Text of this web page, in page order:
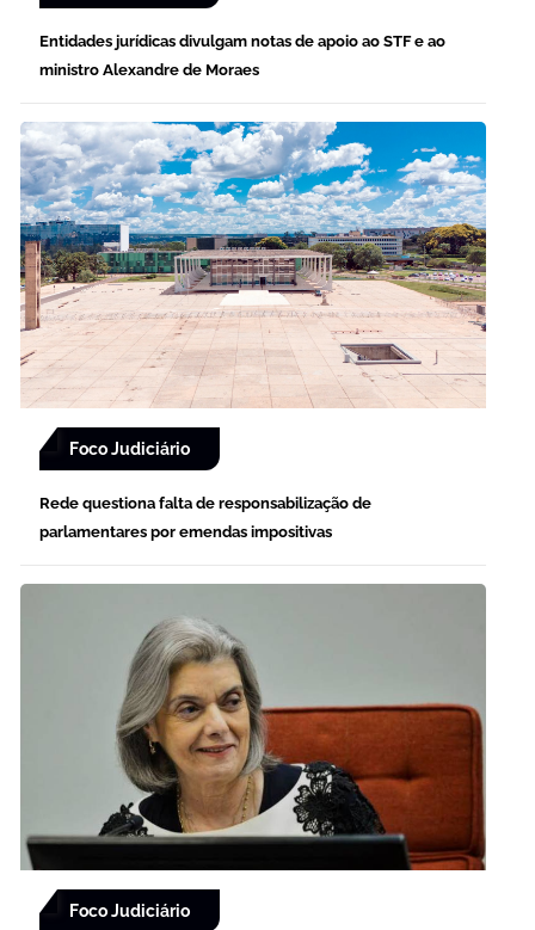
Entidades jurídicas divulgam notas de apoio ao STF e ao
ministro Alexandre de Moraes
Foco Judiciário
Rede questiona falta de responsabilização de
parlamentares por emendas impositivas
Foco Judiciário